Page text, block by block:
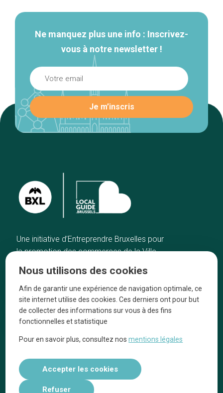
Ne manquez plus une info : Inscrivez-
vous à notre newsletter !
Une initiative d’Entreprendre Bruxelles pour
la promotion des commerces de la Ville
Accueil
Bonnes adresses
Quartiers
Blog
Tops 10
Artisans
A propos
On parle de nous
Nous utilisons des cookies
Afin de garantir une expérience de navigation optimale, ce
site internet utilise des cookies. Ces derniers ont pour but
de collecter des informations sur vous à des fins
fonctionnelles et statistique
Pour en savoir plus, consultez nosmentions légales
Accepter les cookies
Refuser